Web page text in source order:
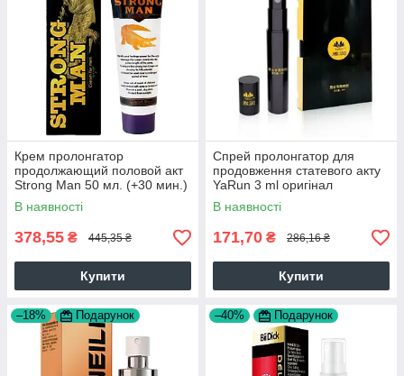
Крем пролонгатор
продолжающий половой акт
Strong Man 50 мл. (+30 мин.)
Оригинал 6970093832335
В наявності
378,55 ₴ 445,35 ₴
Купити
Спрей пролонгатор для
продовження статевого акту
YaRun 3 ml оригінал
В наявності
171,70 ₴ 286,16 ₴
Купити
–18% Подарунок –40% Подарунок